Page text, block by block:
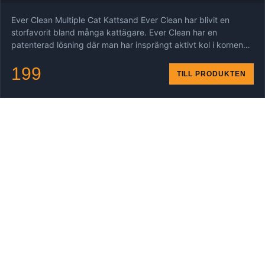
Ever Clean Multiple Cat Kattsand Ever Clean har blivit en
storfavorit bland många kattägare. Ever Clean har en
patenterad lösning där man har insprängt aktivt kol i kornen…
199 TILL PRODUKTEN